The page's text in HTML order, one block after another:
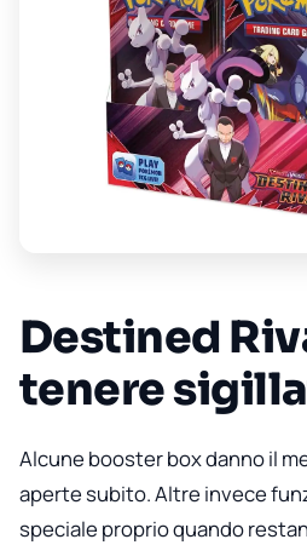
Destined
tenere
Alcune booster box danno il
aperte subito. Altre invece
speciale proprio quando